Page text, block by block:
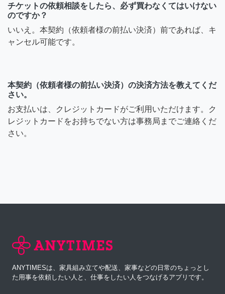
チケットの依頼相談をしたら、必ず買わなくてはいけない
のですか？
いいえ。本契約（依頼者様の前払い決済）前であれば、キ
ャンセル可能です。
本契約（依頼者様の前払い決済）の決済方法を教えてくだ
さい。
お支払いは、クレジットカードがご利用いただけます。ク
レジットカードをお持ちでない方は事務局までご連絡くだ
さい。
ANYTIMESは、家具組み立てや配送、家事などの日常のちょっとし
た用事を依頼したい人と、仕事をしたい人をつなげるアプリです。